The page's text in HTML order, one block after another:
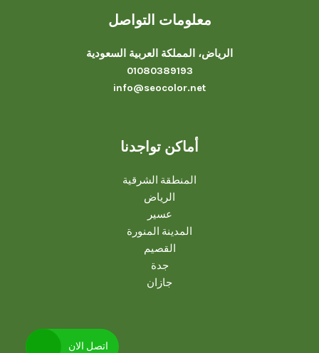
معلومات التواصل
الرياض، المملكة العربية السعودية
01080389193
info@seocolor.net
أماكن تواجدنا
المنطقة الشرقية
الرياض
عسير
المدينة المنورة
القصيم
جدة
جازان
اتصل الان